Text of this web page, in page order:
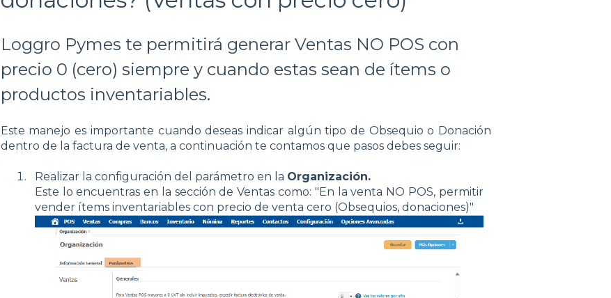
Loggro Pymes te permitirá generar Ventas NO POS con
precio 0 (cero) siempre y cuando estas sean de ítems o
productos inventariables.
Este manejo es importante cuando deseas indicar algún tipo de Obsequio o Donación
dentro de la factura de venta, a continuación te contamos que pasos debes seguir:
Realizar la configuración del parámetro en la Organización.
Este lo encuentras en la sección de Ventas como: "En la venta NO POS, permitir
vender ítems inventariables con precio de venta cero (Obsequios, donaciones)"